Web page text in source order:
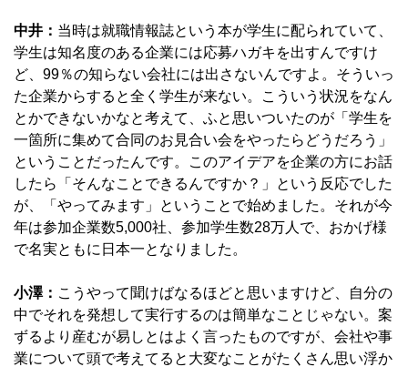
中井： 当時は就職情報誌という本が学生に配られていて、
学生は知名度のある企業には応募ハガキを出すんですけ
ど、99％の知らない会社には出さないんですよ。そういっ
た企業からすると全く学生が来ない。こういう状況をなん
とかできないかなと考えて、ふと思いついたのが「学生を
一箇所に集めて合同のお見合い会をやったらどうだろう」
ということだったんです。このアイデアを企業の方にお話
したら「そんなことできるんですか？」という反応でした
が、「やってみます」ということで始めました。それが今
年は参加企業数5,000社、参加学生数28万人で、おかげ様
で名実ともに日本一となりました。
小澤： こうやって聞けばなるほどと思いますけど、自分の
中でそれを発想して実行するのは簡単なことじゃない。案
ずるより産むが易しとはよく言ったものですが、会社や事
業について頭で考えてると大変なことがたくさん思い浮か